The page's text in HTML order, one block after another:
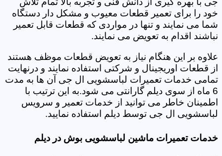
خود را برای تعمیر قطعات معیوب و مشکل دار دستگاه
شما می نمایند و تنها در مواردی که قطعات قابل تعمیر
نباشند اقدام به تعویض می نمایند.
علاوه بر این هنگام نیاز به تعویض قطعات موظف هستند
از قطعات اوریجینال و شرکتی استفاده نمایند و درنهایت
تمامی خدمات تعمیرات لباسشویی ال جی آن ها به مدت
6 ماه از سوی دیلم گارانتی می شود.به این ترتیب با
اطمینان خاطر می توانید از خدمات تعمیر و سرویس
لباسشویی ال جی توسط دیلم استفاده نمایید.
خدمات تعمیرات ماشین لباسشویی بوش در دیلم